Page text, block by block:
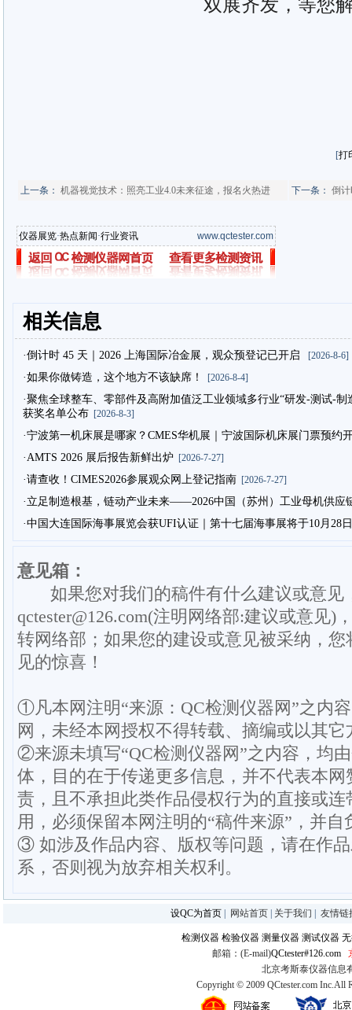
双展齐发，等您
[打
上一条： 机器视觉技术：照亮工业4.0未来征途，报名火热进 下一条： 倒计
仪器展览·热点新闻·行业资讯 www.qctester.com
相关信息
·倒计时 45 天｜2026 上海国际冶金展，观众预登记已开启 [2026-8-6]
·如果你做铸造，这个地方不该缺席！ [2026-8-4]
·聚焦全球整车、零部件及高附加值泛工业领域多行业“研发-测试-制
获奖名单公布[2026-8-3]
·宁波第一机床展是哪家？CMES华机展｜宁波国际机床展门票预约
·AMTS 2026 展后报告新鲜出炉[2026-7-27]
·请查收！CIMES2026参展观众网上登记指南 [2026-7-27]
·立足制造根基，链动产业未来——2026中国（苏州）工业母机供应
·中国大连国际海事展览会获UFI认证｜第十七届海事展将于10月28
意见箱：
如果您对我们的稿件有什么建议或意见
qctester@126.com(注明网络部:建议或意见)
转网络部；如果您的建设或意见被采纳，
见的惊喜！
①凡本网注明“来源：QC检测仪器网”之内
网，未经本网授权不得转载、摘编或以其它
②来源未填写“QC检测仪器网”之内容，均
体，目的在于传递更多信息，并不代表本
责，且不承担此类作品侵权行为的直接或
用，必须保留本网注明的“稿件来源”，并
③ 如涉及作品内容、版权等问题，请在作
系，否则视为放弃相关权利。
设QC为首页 网站首页 关于我们 友情链
检测仪器 检验仪器 测量仪器 测试仪器
邮箱：(E-mail)QCtester#126.com
北京考斯泰仪器信息
Copyright © 2009 QCtester.com Inc.All